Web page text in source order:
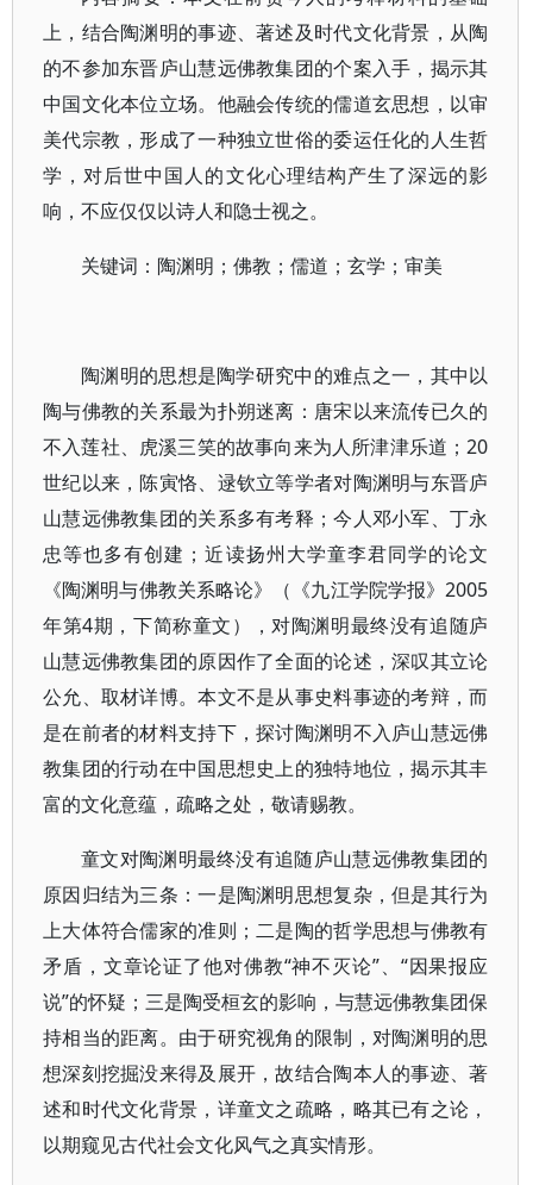
上，结合陶渊明的事迹、著述及时代文化背景，从陶
的不参加东晋庐山慧远佛教集团的个案入手，揭示其
中国文化本位立场。他融会传统的儒道玄思想，以审
美代宗教，形成了一种独立世俗的委运任化的人生哲
学，对后世中国人的文化心理结构产生了深远的影
响，不应仅仅以诗人和隐士视之。
关键词：陶渊明；佛教；儒道；玄学；审美
陶渊明的思想是陶学研究中的难点之一，其中以
陶与佛教的关系最为扑朔迷离：唐宋以来流传已久的
不入莲社、虎溪三笑的故事向来为人所津津乐道；20
世纪以来，陈寅恪、逯钦立等学者对陶渊明与东晋庐
山慧远佛教集团的关系多有考释；今人邓小军、丁永
忠等也多有创建；近读扬州大学童李君同学的论文
《陶渊明与佛教关系略论》（《九江学院学报》2005
年第4期，下简称童文），对陶渊明最终没有追随庐
山慧远佛教集团的原因作了全面的论述，深叹其立论
公允、取材详博。本文不是从事史料事迹的考辩，而
是在前者的材料支持下，探讨陶渊明不入庐山慧远佛
教集团的行动在中国思想史上的独特地位，揭示其丰
富的文化意蕴，疏略之处，敬请赐教。
童文对陶渊明最终没有追随庐山慧远佛教集团的
原因归结为三条：一是陶渊明思想复杂，但是其行为
上大体符合儒家的准则；二是陶的哲学思想与佛教有
矛盾，文章论证了他对佛教“神不灭论”、“因果报应
说”的怀疑；三是陶受桓玄的影响，与慧远佛教集团保
持相当的距离。由于研究视角的限制，对陶渊明的思
想深刻挖掘没来得及展开，故结合陶本人的事迹、著
述和时代文化背景，详童文之疏略，略其已有之论，
以期窥见古代社会文化风气之真实情形。